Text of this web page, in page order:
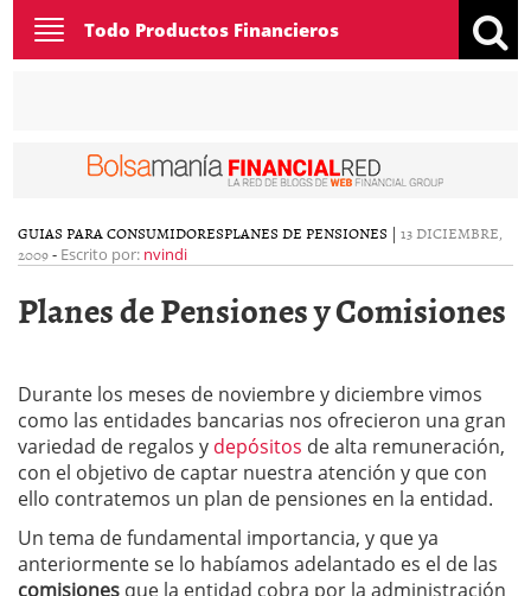
Toggle
navigation
Todo Productos Financieros
GUIAS PARA CONSUMIDORESPLANES DE PENSIONES | 13 DICIEMBRE,
2009- Escrito por: nvindi
Planes de Pensiones y Comisiones
Durante los meses de noviembre y diciembre vimos
como las entidades bancarias nos ofrecieron una gran
variedad de regalos y depósitos de alta remuneración,
con el objetivo de captar nuestra atención y que con
ello contratemos un plan de pensiones en la entidad.
Un tema de fundamental importancia, y que ya
anteriormente se lo habíamos adelantado es el de las
comisiones que la entidad cobra por la administración